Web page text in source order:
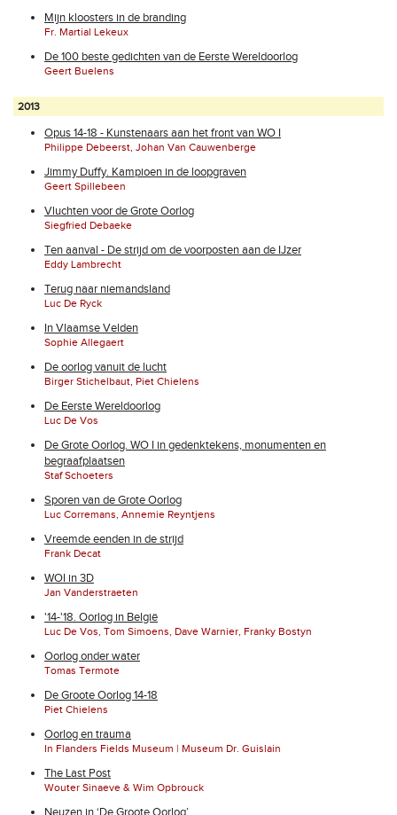
Mijn kloosters in de branding
Fr. Martial Lekeux
De 100 beste gedichten van de Eerste Wereldoorlog
Geert Buelens
2013
Opus 14-18 - Kunstenaars aan het front van WO I
Philippe Debeerst, Johan Van Cauwenberge
Jimmy Duffy. Kampioen in de loopgraven
Geert Spillebeen
Vluchten voor de Grote Oorlog
Siegfried Debaeke
Ten aanval - De strijd om de voorposten aan de IJzer
Eddy Lambrecht
Terug naar niemandsland
Luc De Ryck
In Vlaamse Velden
Sophie Allegaert
De oorlog vanuit de lucht
Birger Stichelbaut, Piet Chielens
De Eerste Wereldoorlog
Luc De Vos
De Grote Oorlog. WO I in gedenktekens, monumenten en
begraafplaatsen
Staf Schoeters
Sporen van de Grote Oorlog
Luc Corremans, Annemie Reyntjens
Vreemde eenden in de strijd
Frank Decat
WOI in 3D
Jan Vanderstraeten
'14-'18. Oorlog in België
Luc De Vos, Tom Simoens, Dave Warnier, Franky Bostyn
Oorlog onder water
Tomas Termote
De Groote Oorlog 14-18
Piet Chielens
Oorlog en trauma
In Flanders Fields Museum | Museum Dr. Guislain
The Last Post
Wouter Sinaeve & Wim Opbrouck